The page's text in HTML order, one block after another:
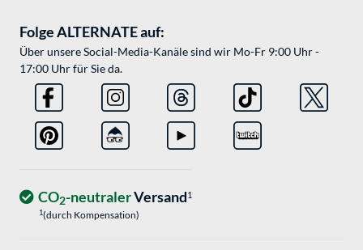
Folge ALTERNATE auf:
Über unsere Social-Media-Kanäle sind wir Mo-Fr 9:00 Uhr -
17:00 Uhr für Sie da.
CO2-neutralerVersand1
1(durch Kompensation)